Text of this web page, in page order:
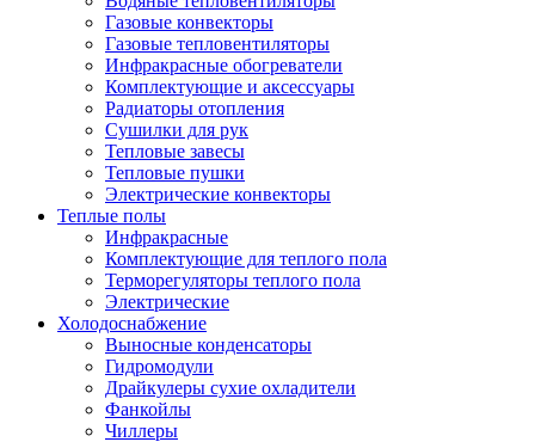
Газовые конвекторы
Газовые тепловентиляторы
Инфракрасные обогреватели
Комплектующие и аксессуары
Радиаторы отопления
Сушилки для рук
Тепловые завесы
Тепловые пушки
Электрические конвекторы
Теплые полы
Инфракрасные
Комплектующие для теплого пола
Терморегуляторы теплого пола
Электрические
Холодоснабжение
Выносные конденсаторы
Гидромодули
Драйкулеры сухие охладители
Фанкойлы
Чиллеры